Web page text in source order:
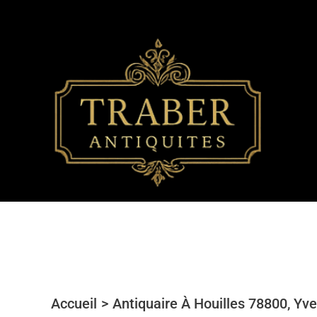
Accueil Antiquaire À Houilles 78800,